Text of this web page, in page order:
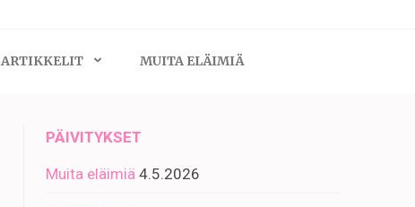
ARTIKKELIT MUITA ELÄIMIÄ
PÄIVITYKSET
Muita eläimiä 4.5.2026